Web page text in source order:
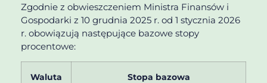
Zgodnie z obwieszczeniem Ministra Finansów i
Gospodarki z 10 grudnia 2025 r. od 1 stycznia 2026
r. obowiązują następujące bazowe stopy
procentowe:
Waluta Stopa bazowa